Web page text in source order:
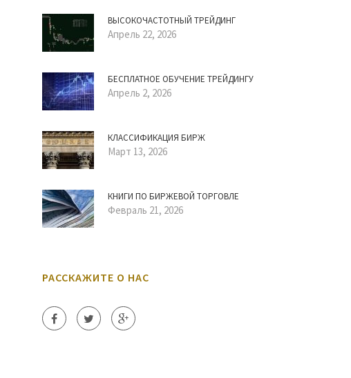
ВЫСОКОЧАСТОТНЫЙ ТРЕЙДИНГ
Апрель 22, 2026
БЕСПЛАТНОЕ ОБУЧЕНИЕ ТРЕЙДИНГУ
Апрель 2, 2026
КЛАССИФИКАЦИЯ БИРЖ
Март 13, 2026
КНИГИ ПО БИРЖЕВОЙ ТОРГОВЛЕ
Февраль 21, 2026
РАССКАЖИТЕ О НАС